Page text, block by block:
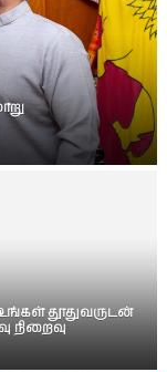
தூதுவருடன்
நிறைவு